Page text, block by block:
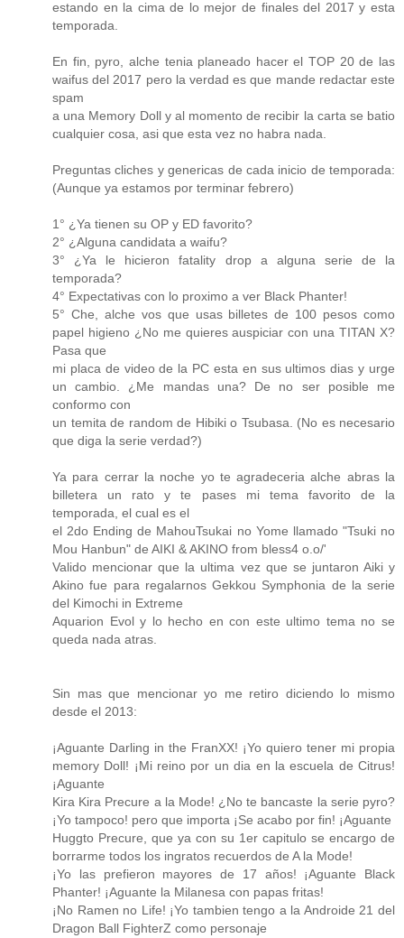
estando en la cima de lo mejor de finales del 2017 y esta
temporada.
En fin, pyro, alche tenia planeado hacer el TOP 20 de las
waifus del 2017 pero la verdad es que mande redactar este
spam
a una Memory Doll y al momento de recibir la carta se batio
cualquier cosa, asi que esta vez no habra nada.
Preguntas cliches y genericas de cada inicio de temporada:
(Aunque ya estamos por terminar febrero)
1° ¿Ya tienen su OP y ED favorito?
2° ¿Alguna candidata a waifu?
3° ¿Ya le hicieron fatality drop a alguna serie de la
temporada?
4° Expectativas con lo proximo a ver Black Phanter!
5° Che, alche vos que usas billetes de 100 pesos como
papel higieno ¿No me quieres auspiciar con una TITAN X?
Pasa que
mi placa de video de la PC esta en sus ultimos dias y urge
un cambio. ¿Me mandas una? De no ser posible me
conformo con
un temita de random de Hibiki o Tsubasa. (No es necesario
que diga la serie verdad?)
Ya para cerrar la noche yo te agradeceria alche abras la
billetera un rato y te pases mi tema favorito de la
temporada, el cual es el
el 2do Ending de MahouTsukai no Yome llamado "Tsuki no
Mou Hanbun" de AIKI & AKINO from bless4 o.o/'
Valido mencionar que la ultima vez que se juntaron Aiki y
Akino fue para regalarnos Gekkou Symphonia de la serie
del Kimochi in Extreme
Aquarion Evol y lo hecho en con este ultimo tema no se
queda nada atras.
Sin mas que mencionar yo me retiro diciendo lo mismo
desde el 2013:
¡Aguante Darling in the FranXX! ¡Yo quiero tener mi propia
memory Doll! ¡Mi reino por un dia en la escuela de Citrus!
¡Aguante
Kira Kira Precure a la Mode! ¿No te bancaste la serie pyro?
¡Yo tampoco! pero que importa ¡Se acabo por fin! ¡Aguante
Huggto Precure, que ya con su 1er capitulo se encargo de
borrarme todos los ingratos recuerdos de A la Mode!
¡Yo las prefieron mayores de 17 años! ¡Aguante Black
Phanter! ¡Aguante la Milanesa con papas fritas!
¡No Ramen no Life! ¡Yo tambien tengo a la Androide 21 del
Dragon Ball FighterZ como personaje